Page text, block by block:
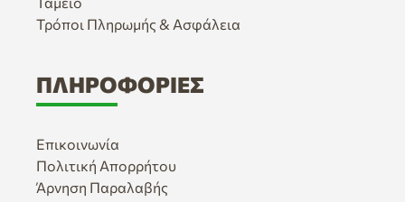
Τρόποι Πληρωμής & Ασφάλεια
ΠΛΗΡΟΦΟΡΊΕΣ
Επικοινωνία
Πολιτική Απορρήτου
Άρνηση Παραλαβής